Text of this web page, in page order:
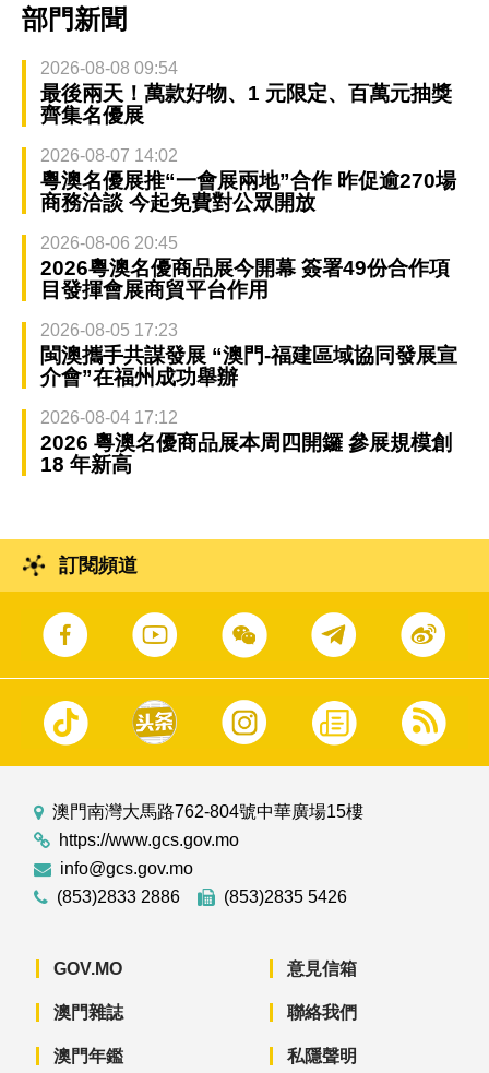
部門新聞
2026-08-08 09:54
最後兩天！萬款好物、1 元限定、百萬元抽獎
齊集名優展
2026-08-07 14:02
粵澳名優展推“一會展兩地”合作 昨促逾270場
商務洽談 今起免費對公眾開放
2026-08-06 20:45
2026粵澳名優商品展今開幕 簽署49份合作項
目發揮會展商貿平台作用
2026-08-05 17:23
閩澳攜手共謀發展 “澳門-福建區域協同發展宣
介會”在福州成功舉辦
2026-08-04 17:12
2026 粵澳名優商品展本周四開鑼 參展規模創
18 年新高
訂閱頻道
澳門南灣大馬路762-804號中華廣場15樓
https://www.gcs.gov.mo
info@gcs.gov.mo
(853)2833 2886
(853)2835 5426
GOV.MO
澳門雜誌
澳門年鑑
意見信箱
聯絡我們
私隱聲明